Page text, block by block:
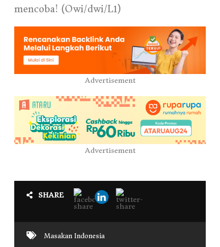
mencoba! (Owi/dwi/L1)
Advertisement
Advertisement
SHARE
Masakan Indonesia